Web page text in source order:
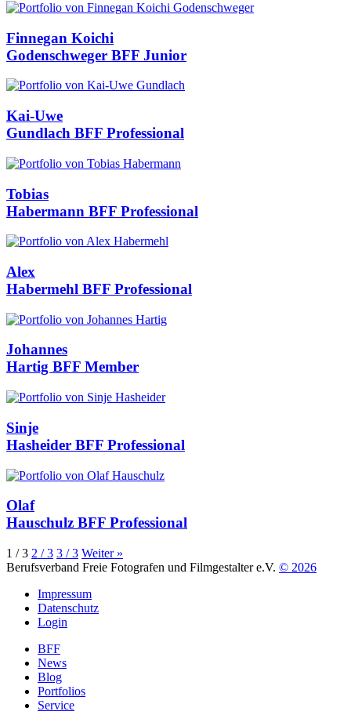
Finnegan Koichi
Godenschweger BFF Junior
Kai-Uwe
Gundlach BFF Professional
Tobias
Habermann BFF Professional
Alex
Habermehl BFF Professional
Johannes
Hartig BFF Member
Sinje
Hasheider BFF Professional
Olaf
Hauschulz BFF Professional
1 / 3 2 / 3 3 / 3 Weiter »
Berufsverband Freie Fotografen und Filmgestalter e.V. © 2026
Impressum
Datenschutz
Login
BFF
News
Blog
Portfolios
Service